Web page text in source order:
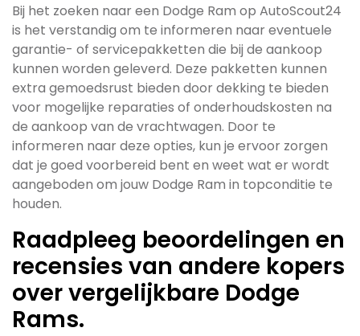
Bij het zoeken naar een Dodge Ram op AutoScout24
is het verstandig om te informeren naar eventuele
garantie- of servicepakketten die bij de aankoop
kunnen worden geleverd. Deze pakketten kunnen
extra gemoedsrust bieden door dekking te bieden
voor mogelijke reparaties of onderhoudskosten na
de aankoop van de vrachtwagen. Door te
informeren naar deze opties, kun je ervoor zorgen
dat je goed voorbereid bent en weet wat er wordt
aangeboden om jouw Dodge Ram in topconditie te
houden.
Raadpleeg beoordelingen en
recensies van andere kopers
over vergelijkbare Dodge
Rams.